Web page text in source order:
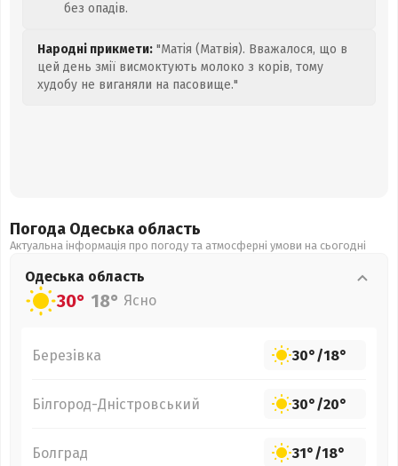
без опадів.
Народні прикмети: "Матія (Матвія). Вважалося, що в
цей день змії висмоктують молоко з корів, тому
худобу не виганяли на пасовище."
Погода Одеська область
Актуальна інформація про погоду та атмосферні умови на сьогодні
Одеська область
30° 18° Ясно
Березівка 30°/18°
Білгород-Дністровський 30°/20°
Болград 31°/18°